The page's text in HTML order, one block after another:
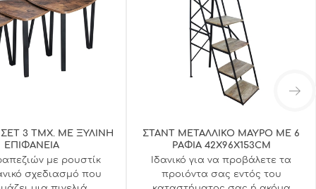
ΣΕΤ 3 ΤΜΧ. ΜΕ ΞΥΛΙΝΗ
ΕΠΙΦΑΝΕΙΑ
με ρουστίκ
σχεδιασμό που
ΣΤΑΝΤ ΜΕΤΑΛΛΙΚΟ ΜΑΥΡΟ ΜΕ 6
ΡΑΦΙΑ 42X96X153CM
Ιδανικό για να προβάλετε τα
προιόντα σας εντός του